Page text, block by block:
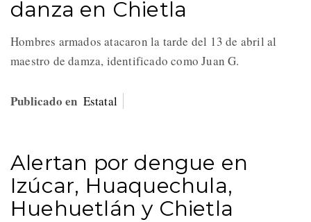
danza en Chietla
Hombres armados atacaron la tarde del 13 de abril al
maestro de damza, identificado como Juan G.
Publicado en Estatal
Alertan por dengue en
Izúcar, Huaquechula,
Huehuetlán y Chietla